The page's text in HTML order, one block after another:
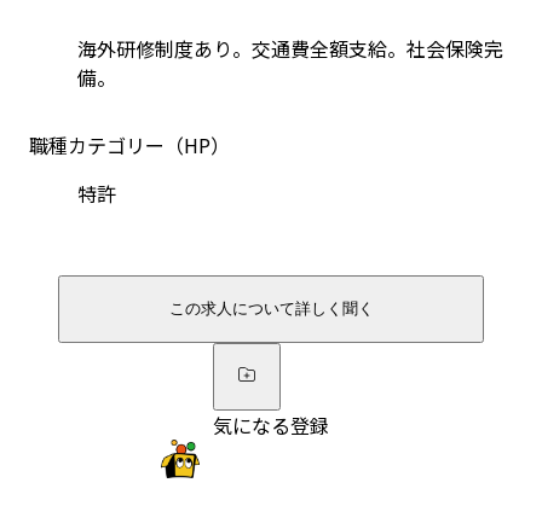
海外研修制度あり。交通費全額支給。社会保険完
備。
職種カテゴリー（HP）
特許
この求人について詳しく聞く
気になる登録